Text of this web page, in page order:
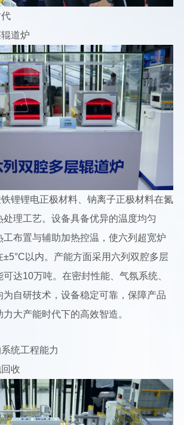
道炉
锂锂电正极材料、钠离子正极材料在氮
处理工艺。设备具备优异的温度均匀
工布置与辅助加热控温，使六列超宽炉
±5°C以内。产能方面采用六列双腔多层
达10万吨。在密封性能、气氛系统、
为自研技术，设备稳定可靠，保障产品
大产能时代下的高效智造。
统工程能力
收